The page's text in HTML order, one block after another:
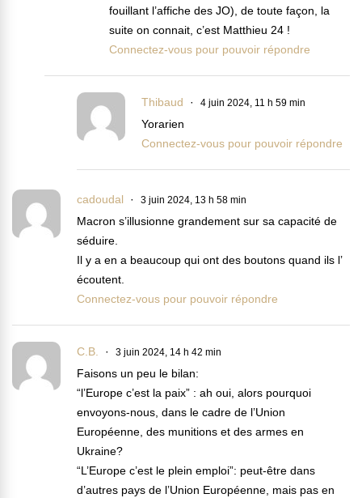
fouillant l’affiche des JO), de toute façon, la
suite on connait, c’est Matthieu 24 !
Connectez-vous pour pouvoir répondre
Thibaud 4 juin 2024, 11 h 59 min
Yorarien
Connectez-vous pour pouvoir répondre
cadoudal 3 juin 2024, 13 h 58 min
Macron s’illusionne grandement sur sa capacité de
séduire.
Il y a en a beaucoup qui ont des boutons quand ils l’
écoutent.
Connectez-vous pour pouvoir répondre
C.B. 3 juin 2024, 14 h 42 min
Faisons un peu le bilan:
“l’Europe c’est la paix” : ah oui, alors pourquoi
envoyons-nous, dans le cadre de l’Union
Européenne, des munitions et des armes en
Ukraine?
“L’Europe c’est le plein emploi”: peut-être dans
d’autres pays de l’Union Européenne, mais pas en